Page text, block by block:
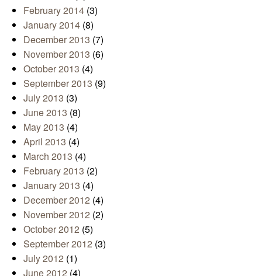
February 2014 (3)
January 2014 (8)
December 2013 (7)
November 2013 (6)
October 2013 (4)
September 2013 (9)
July 2013 (3)
June 2013 (8)
May 2013 (4)
April 2013 (4)
March 2013 (4)
February 2013 (2)
January 2013 (4)
December 2012 (4)
November 2012 (2)
October 2012 (5)
September 2012 (3)
July 2012 (1)
June 2012 (4)